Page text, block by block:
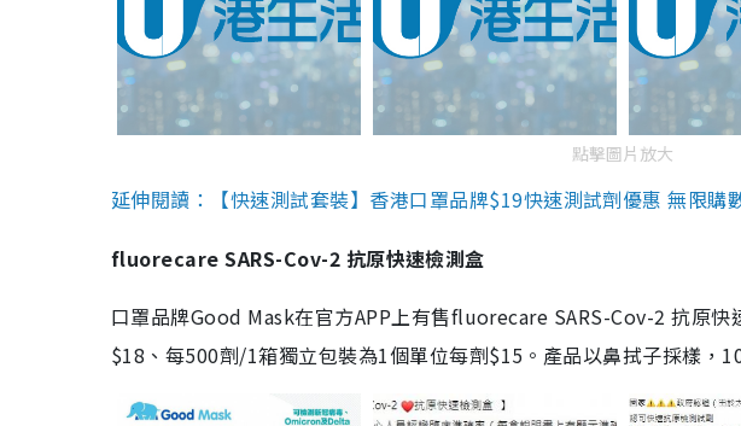
點擊圖片放大
延伸閱讀：【快速測試套裝】香港口罩品牌$19快速測試劑優惠 無限
fluorecare SARS-Cov-2 抗原快速檢測盒
口罩品牌Good Mask在官方APP上有售fluorecare SARS-Cov-2 抗原
$18、每500劑/1箱獨立包裝為1個單位每劑$15。產品以鼻拭子採樣，